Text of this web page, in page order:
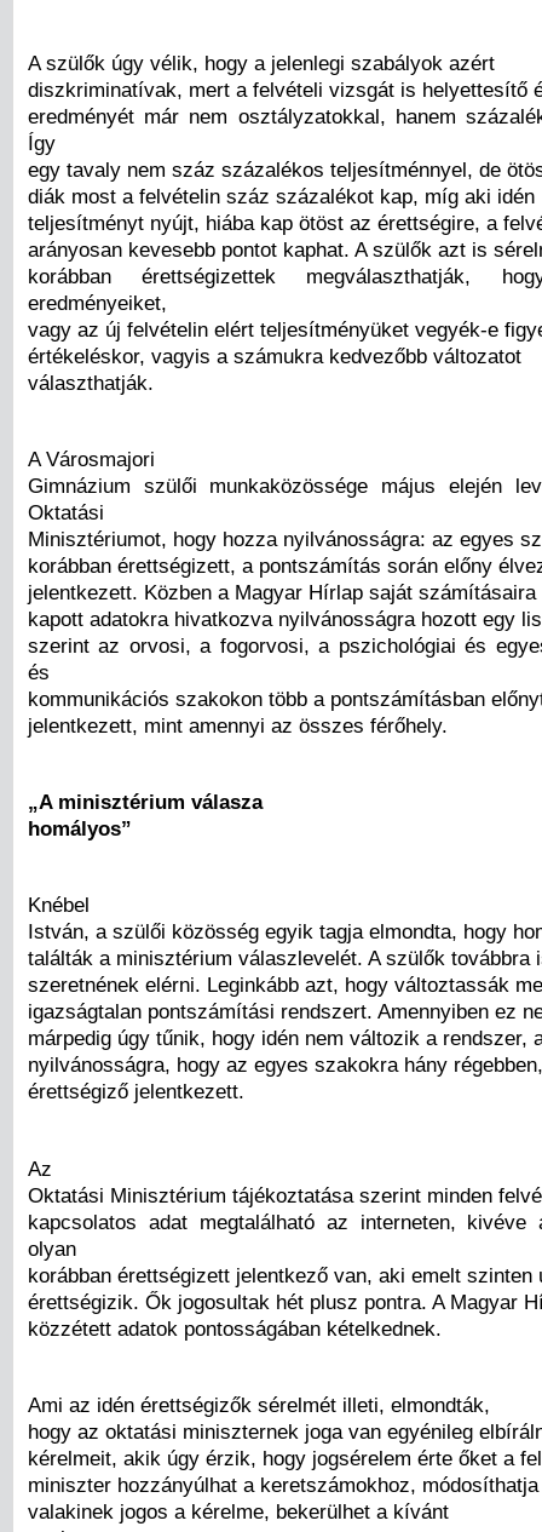
A szülők úgy vélik, hogy a jelenlegi szabályok azért
diszkriminatívak, mert a felvételi vizsgát is helyettesítő
eredményét már nem osztályzatokkal, hanem
Így
egy tavaly nem száz százalékos teljesítménnyel, de
diák most a felvételin száz százalékot kap, míg aki idén
teljesítményt nyújt, hiába kap ötöst az érettségire, a
arányosan kevesebb pontot kaphat. A szülők azt is
korábban érettségizettek megválaszthatják,
eredményeiket,
vagy az új felvételin elért teljesítményüket vegyék-e
értékeléskor, vagyis a számukra kedvezőbb változatot
választhatják.
A Városmajori
Gimnázium szülői munkaközössége május elején
Oktatási
Minisztériumot, hogy hozza nyilvánosságra: az egyes
korábban érettségizett, a pontszámítás során előny
jelentkezett. Közben a Magyar Hírlap saját számításaira
kapott adatokra hivatkozva nyilvánosságra hozott egy
szerint az orvosi, a fogorvosi, a pszichológiai és
és
kommunikációs szakokon több a pontszámításban
jelentkezett, mint amennyi az összes férőhely.
„A minisztérium válasza
homályos”
Knébel
István, a szülői közösség egyik tagja elmondta, hogy
találták a minisztérium válaszlevelét. A szülők továbbra
szeretnének elérni. Leginkább azt, hogy változtassák
igazságtalan pontszámítási rendszert. Amennyiben ez
márpedig úgy tűnik, hogy idén nem változik a rendszer,
nyilvánosságra, hogy az egyes szakokra hány
érettségiző jelentkezett.
Az
Oktatási Minisztérium tájékoztatása szerint minden
kapcsolatos adat megtalálható az interneten, kivéve
olyan
korábban érettségizett jelentkező van, aki emelt szinten
érettségizik. Ők jogosultak hét plusz pontra. A Magyar
közzétett adatok pontosságában kételkednek.
Ami az idén érettségizők sérelmét illeti, elmondták,
hogy az oktatási miniszternek joga van egyénileg
kérelmeit, akik úgy érzik, hogy jogsérelem érte őket a
miniszter hozzányúlhat a keretszámokhoz,
valakinek jogos a kérelme, bekerülhet a kívánt